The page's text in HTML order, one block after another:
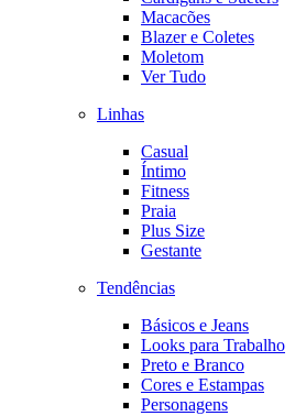
Macacões
Blazer e Coletes
Moletom
Ver Tudo
Linhas
Casual
Íntimo
Fitness
Praia
Plus Size
Gestante
Tendências
Básicos e Jeans
Looks para Trabalho
Preto e Branco
Cores e Estampas
Personagens